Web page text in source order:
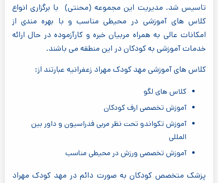
تاسیس شد. مدیریت این مجموعه (محنتی) با برگزاری انواع
کلاس های آموزشی در محیطی مناسب و با بهره مندی از
امکانات عالی به همراه مربیان خبره و کارآزموده در حال ارائه
خدمات آموزشی به کودکان در این منطقه می باشند.
کلاس های آموزشی مهد کودک مهراد زعفرانیه عبارتند از:
کلاس های لگو
آموزش تخصصی ارف کودکان
آموزش تکواندو تحت نظر مربی فدراسیون و داور بین
المللی
آموزش تخصصی ورزش در محیطی مناسب
پزشک متخصص کودکان به صورت دائم در مهد کودک مهراد